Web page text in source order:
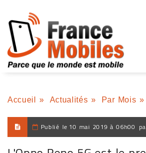
Accueil » Actualités » Par Mois »
Publié le 10 mai 2019 à 06h00